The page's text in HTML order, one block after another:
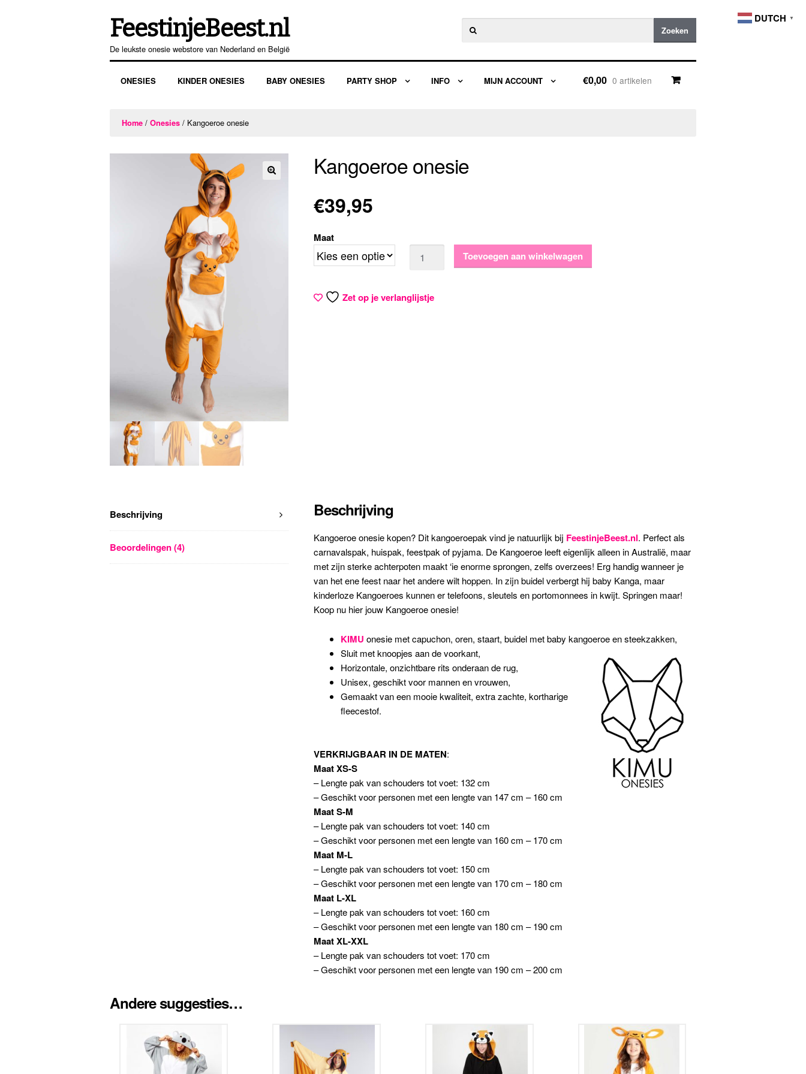
Ga
door
naar
Ga
direct
naar
inhoud
FeestinjeBeest.nl
De leukste onesie webstore van Nederland en België
naar:
Zoeken
ONESIES KINDER ONESIES BABY ONESIES PARTY SHOP INFO MIJN ACCOUNT €0,00 0 artikelen
Home /Onesies / Kangoeroe onesie
Kangoeroe onesie
€39,95
Maat
Toevoegen aan winkelwagen
Zet op je verlanglijstje
Beschrijving
Beoordelingen (4)
Beschrijving
Kangoeroe onesie kopen? Dit kangoeroepak vind je natuurlijk bij FeestinjeBeest.nl. Perfect als
carnavalspak, huispak, feestpak of pyjama. De Kangoeroe leeft eigenlijk alleen in Australië, maar
met zijn sterke achterpoten maakt ‘ie enorme sprongen, zelfs overzees! Erg handig wanneer je
van het ene feest naar het andere wilt hoppen. In zijn buidel verbergt hij baby Kanga, maar
kinderloze Kangoeroes kunnen er telefoons, sleutels en portomonnees in kwijt. Springen maar!
Koop nu hier jouw Kangoeroe onesie!
KIMU onesie met capuchon, oren, staart, buidel met baby kangoeroe en steekzakken,
Sluit met knoopjes aan de voorkant,
Horizontale, onzichtbare rits onderaan de rug,
Unisex, geschikt voor mannen en vrouwen,
Gemaakt van een mooie kwaliteit, extra zachte, kortharige
fleecestof.
VERKRIJGBAAR IN DE MATEN:
Maat XS-S
– Lengte pak van schouders tot voet: 132 cm
– Geschikt voor personen met een lengte van 147 cm – 160 cm
Maat S-M
– Lengte pak van schouders tot voet: 140 cm
– Geschikt voor personen met een lengte van 160 cm – 170 cm
Maat M-L
– Lengte pak van schouders tot voet: 150 cm
– Geschikt voor personen met een lengte van 170 cm – 180 cm
Maat L-XL
– Lengte pak van schouders tot voet: 160 cm
– Geschikt voor personen met een lengte van 180 cm – 190 cm
Maat XL-XXL
– Lengte pak van schouders tot voet: 170 cm
– Geschikt voor personen met een lengte van 190 cm – 200 cm
Andere suggesties…
DUTCH ▼